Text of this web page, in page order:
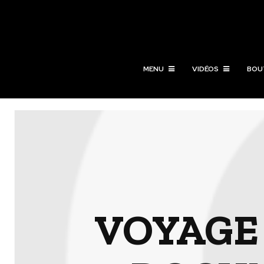
MENU VIDÉOS